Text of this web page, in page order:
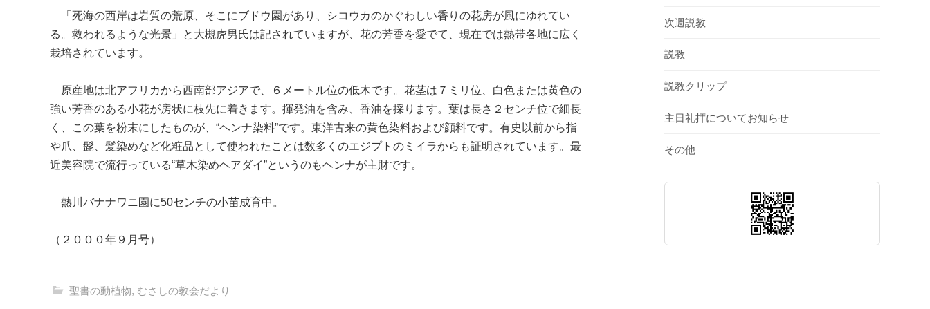
「死海の西岸は岩質の荒原、そこにブドウ園があり、シコウカのかぐわしい香りの花房が風にゆれてい
る。救われるような光景」と大槻虎男氏は記されていますが、花の芳香を愛でて、現在では熱帯各地に広く
栽培されています。
原産地は北アフリカから西南部アジアで、６メートル位の低木です。花茎は７ミリ位、白色または黄色の
強い芳香のある小花が房状に枝先に着きます。揮発油を含み、香油を採ります。葉は長さ２センチ位で細長
く、この葉を粉末にしたものが、“ヘンナ染料”です。東洋古来の黄色染料および顔料です。有史以前から指
や爪、髭、髪染めなど化粧品として使われたことは数多くのエジプトのミイラからも証明されています。最
近美容院で流行っている“草木染めヘアダイ”というのもヘンナが主財です。
熱川バナナワニ園に50センチの小苗成育中。
（２０００年９月号）
聖書の動植物, むさしの教会だより
次週説教
説教
説教クリップ
主日礼拝についてお知らせ
その他